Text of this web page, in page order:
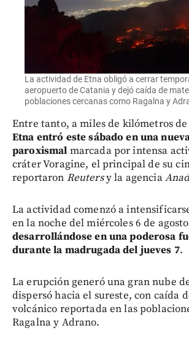
La actividad de Etna obligó a cerrar
aeropuerto de Catania y dejó caída de
poblaciones cercanas como Ragalna y
Entre tanto, a miles de kilómetros
Etna entró este sábado en una
paroxismal marcada por intensa
cráter Voragine, el principal de su
reportaron Reutersy la agencia
La actividad comenzó a
en la noche del miércoles 6 de
desarrollándose en una poderosa
durante la madrugada del jueves 7.
La erupción generó una gran nube
dispersó hacia el sureste, con caída
volcánico reportada en las
Ragalna y Adrano.